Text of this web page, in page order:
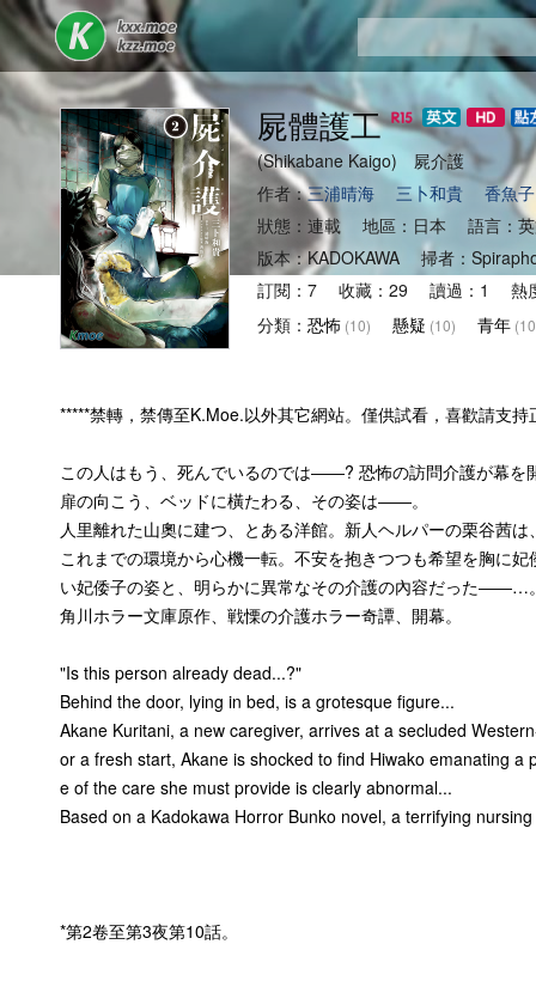
屍體護工
(Shikabane Kaigo) 屍介護
作者：三浦晴海 三卜和貴
香魚子
狀態：連載 地區：日本 語言：
版本：KADOKAWA 掃者：
訂閱：7 收藏：29 讀過：1 熱
分類： 恐怖 (10) 懸疑 (10) 青年
*****禁轉，禁傳至K.Moe.以外其它網站。僅供試看，喜歡請支持
この人はもう、死んでいるのでは――? 恐怖の訪問介護が幕を
扉の向こう、ベッドに橫たわる、その姿は――。
人里離れた山奧に建つ、とある洋館。新人ヘルパーの栗谷茜
これまでの環境から心機一転。不安を抱きつつも希望を胸に
い妃倭子の姿と、明らかに異常なその介護の內容だった――…
角川ホラー文庫原作、戦慄の介護ホラー奇譚、開幕。
"Is this person already dead...?"
Behind the door, lying in bed, is a grotesque figure...
Akane Kuritani, a new caregiver, arrives at a secluded
or a fresh start, Akane is shocked to find Hiwako emanating
e of the care she must provide is clearly abnormal...
Based on a Kadokawa Horror Bunko novel, a terrifying
*第2卷至第3夜第10話。